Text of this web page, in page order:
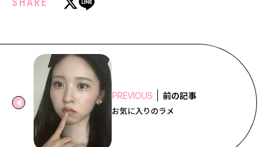
PREVIOUS 前の記事
お気に入りのラメ